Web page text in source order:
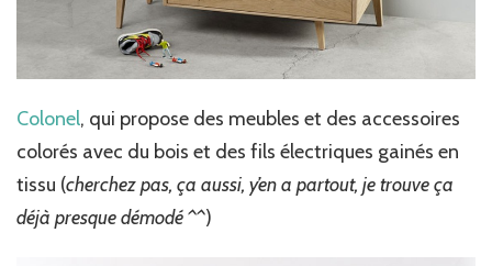
Colonel, qui propose des meubles et des accessoires
colorés avec du bois et des fils électriques gainés en
tissu (cherchez pas, ça aussi, y’en a partout, je trouve ça
déjà presque démodé ^^)